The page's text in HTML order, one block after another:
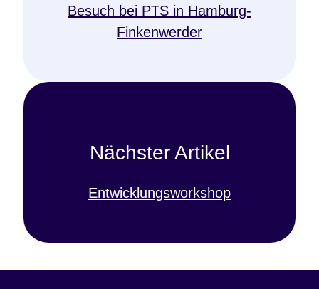
Besuch bei PTS in Hamburg-
Finkenwerder
Nächster Artikel
Entwicklungsworkshop